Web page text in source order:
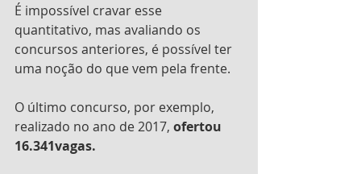
É impossível cravar esse
quantitativo, mas avaliando os
concursos anteriores, é possível ter
uma noção do que vem pela frente.
O último concurso, por exemplo,
realizado no ano de 2017, ofertou
16.341vagas.